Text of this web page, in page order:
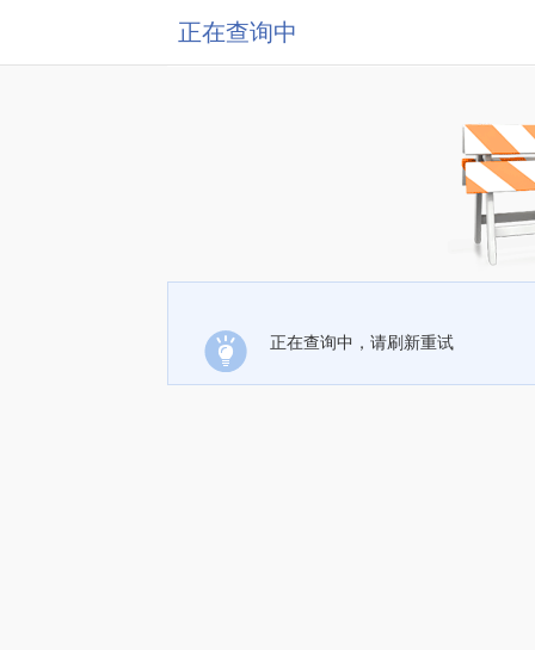
正在查询中
正在查询中，请刷新重试